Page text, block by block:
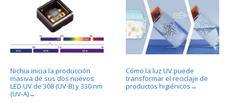
Nichia inicia la producción
masiva de sus dos nuevos
LED UV de 308 (UV-B) y 330 nm
(UV-A)→
Cómo la luz UV puede
transformar el reciclaje de
productos higiénicos →